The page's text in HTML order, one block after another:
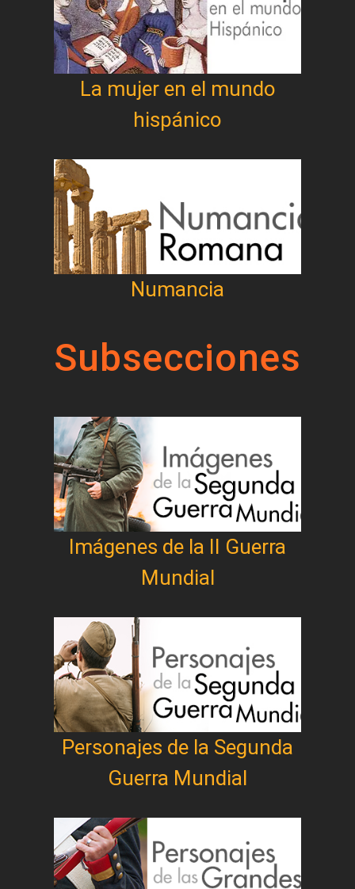
La mujer en el mundo
hispánico
Numancia
Subsecciones
Imágenes de la II Guerra
Mundial
Personajes de la Segunda
Guerra Mundial